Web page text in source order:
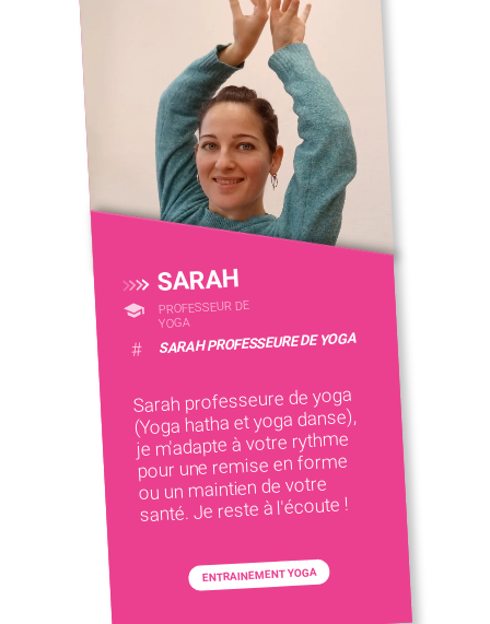
SARAH
PROFESSEUR DE
YOGA
# SARAH PROFESSEURE DE YOGA
Sarah professeure de yoga
(Yoga hatha et yoga danse),
je m'adapte à votre rythme
pour une remise en forme
ou un maintien de votre
santé. Je reste à l'écoute !
ENTRAINEMENT YOGA